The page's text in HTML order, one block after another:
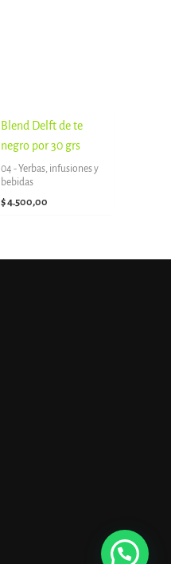
Blend Delft de te
negro por 30 grs
04 - Yerbas, infusiones y
bebidas
$4.500,00